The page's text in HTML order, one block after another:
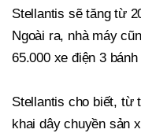
Stellantis sẽ tăng từ
Ngoài ra, nhà máy
65.000 xe điện 3
Stellantis cho biết, từ
khai dây chuyền sản